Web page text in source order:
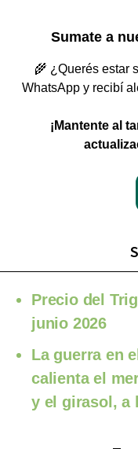
Sumate a
🌾 ¿Querés estar
WhatsApp y recibí
¡Mantente al
Precio del
junio 2026
La guerra en
calienta el
y el girasol, a